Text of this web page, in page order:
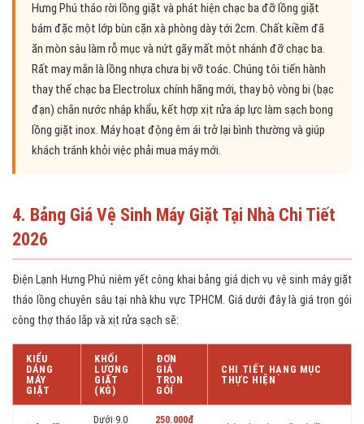
Hưng Phú tháo rời lồng giặt và phát hiện chạc ba đỡ lồng giặt
bám đặc một lớp bùn cặn xà phòng dày tới 2cm. Chất kiềm đã
ăn mòn sâu làm rỗ mục và nứt gãy mất một nhánh đỡ chạc ba.
Rất may mắn là lồng nhựa chưa bị vỡ toác. Chúng tôi tiến hành
thay thế chạc ba Electrolux chính hãng mới, thay bộ vòng bi (bạc
đạn) chắn nước nhập khẩu, kết hợp xịt rửa áp lực làm sạch bong
lồng giặt inox. Máy hoạt động êm ái trở lại bình thường và giúp
khách tránh khỏi việc phải mua máy mới.
4. Bảng Giá Vệ Sinh Máy Giặt Tại Nhà Chi Tiết
2026
Điện Lạnh Hưng Phú niêm yết công khai bảng giá dịch vụ vệ sinh máy giặt
tháo lồng chuyên sâu tại nhà khu vực TPHCM. Giá dưới đây là giá trọn gói
công thợ tháo lắp và xịt rửa sạch sẽ:
KIỂU
DÁNG
MÁY
GIẶT
KHỐI
LƯỢNG
GIẶT
(KG)
ĐƠN
GIÁ
TRỌN
GÓI
CHI TIẾT HẠNG MỤC
THỰC HIỆN
Dưới 9.0
250.000đ